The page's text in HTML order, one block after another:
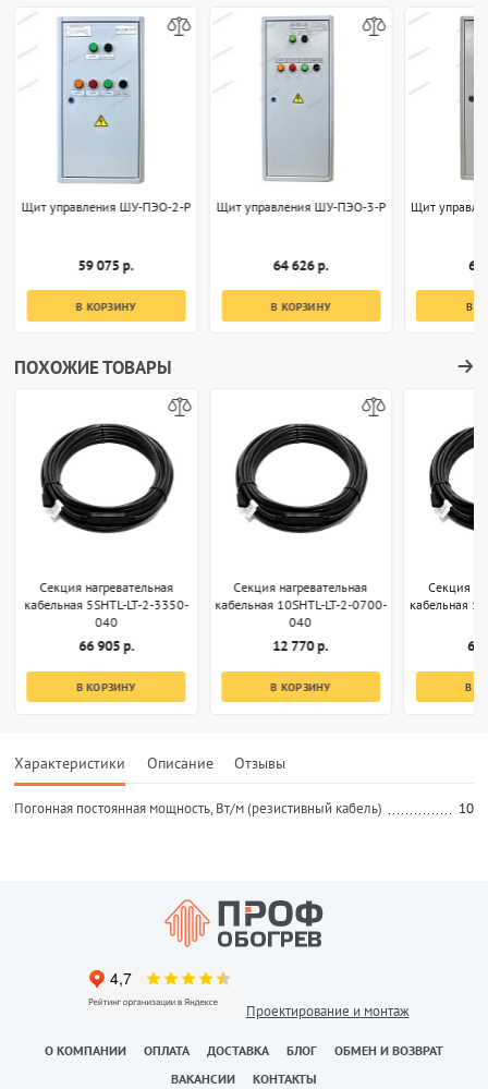
Щит управления ШУ-ПЭО-2-Р
59 075 р.
В КОРЗИНУ
Щит управления ШУ-ПЭО-3-Р
64 626 р.
В КОРЗИНУ
Щит
69
В
ПОХОЖИЕ ТОВАРЫ
Секция нагревательная
кабельная 5SHTL-LT-2-3350-
040
66 905 р.
В КОРЗИНУ
Секция нагревательная
кабельная 10SHTL-LT-2-0700-
040
12 770 р.
В КОРЗИНУ
Секция
кабельная
63
В
Характеристики Описание Отзывы
Погонная постоянная мощность, Вт/м (резистивный кабель) 10
Проектирование и монтаж
О КОМПАНИИ ОПЛАТА ДОСТАВКА БЛОГ
ОБМЕН И ВОЗВРАТ
ВАКАНСИИ
КОНТАКТЫ